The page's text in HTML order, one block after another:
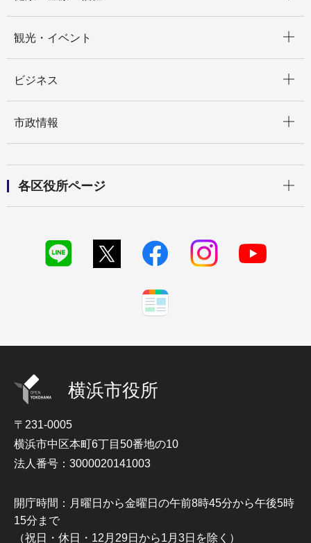
観光・イベント
ビジネス
市政情報
各区役所ページ
横浜市役所
〒231-0005
横浜市中区本町6丁目50番地の10
法人番号：3000020141003
開庁時間：月曜日から金曜日の午前8時45分から午後5時
15分まで
（祝日・休日・12月29日から1月3日を除く）